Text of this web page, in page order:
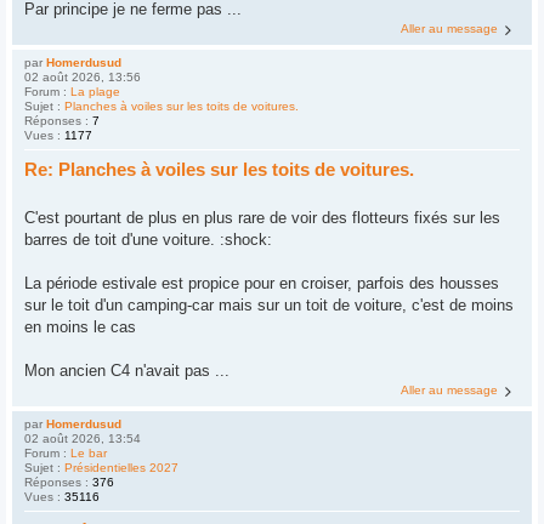
Par principe je ne ferme pas ...
Aller au message
par Homerdusud
02 août 2026, 13:56
Forum : La plage
Sujet : Planches à voiles sur les toits de voitures.
Réponses : 7
Vues : 1177
Re: Planches à voiles sur les toits de voitures.
C'est pourtant de plus en plus rare de voir des flotteurs fixés sur les
barres de toit d'une voiture. :shock:
La période estivale est propice pour en croiser, parfois des housses
sur le toit d'un camping-car mais sur un toit de voiture, c'est de moins
en moins le cas
Mon ancien C4 n'avait pas ...
Aller au message
par Homerdusud
02 août 2026, 13:54
Forum : Le bar
Sujet : Présidentielles 2027
Réponses : 376
Vues : 35116